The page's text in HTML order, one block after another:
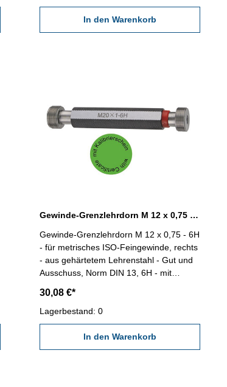
In den Warenkorb
Gewinde-Grenzlehrdorn M 12 x 0,75 - 6H DIN 13
Gewinde-Grenzlehrdorn M 12 x 0,75 - 6H
- für metrisches ISO-Feingewinde, rechts
- aus gehärtetem Lehrenstahl - Gut und
Ausschuss, Norm DIN 13, 6H - mit
30,08 €*
Lagerbestand: 0
In den Warenkorb